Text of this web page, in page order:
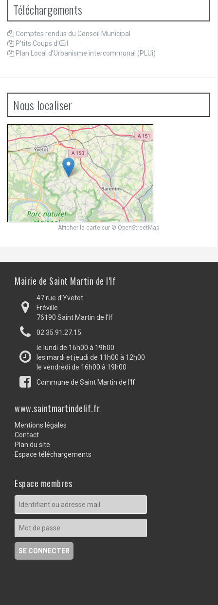
Téléchargements
Comptes rendus du Conseil Municipal
P'tits Coups d'Œil
Plan Local d’Urbanisme intercommunal (PLUi)
Nous localiser
Afficher la carte sur © OpenStreetMap
Mairie de Saint Martin de l’If
47 rue d'Yvetot
Fréville
76190 Saint Martin de l'If
02.35.91.27.15
le lundi de 16h00 à 19h00
les mardi et jeudi de 11h00 à 12h00
le vendredi de 16h00 à 19h00
Commune de Saint Martin de l'If
www.saintmartindelif.fr
Mentions légales
Contact
Plan du site
Espace téléchargements
Espace membres